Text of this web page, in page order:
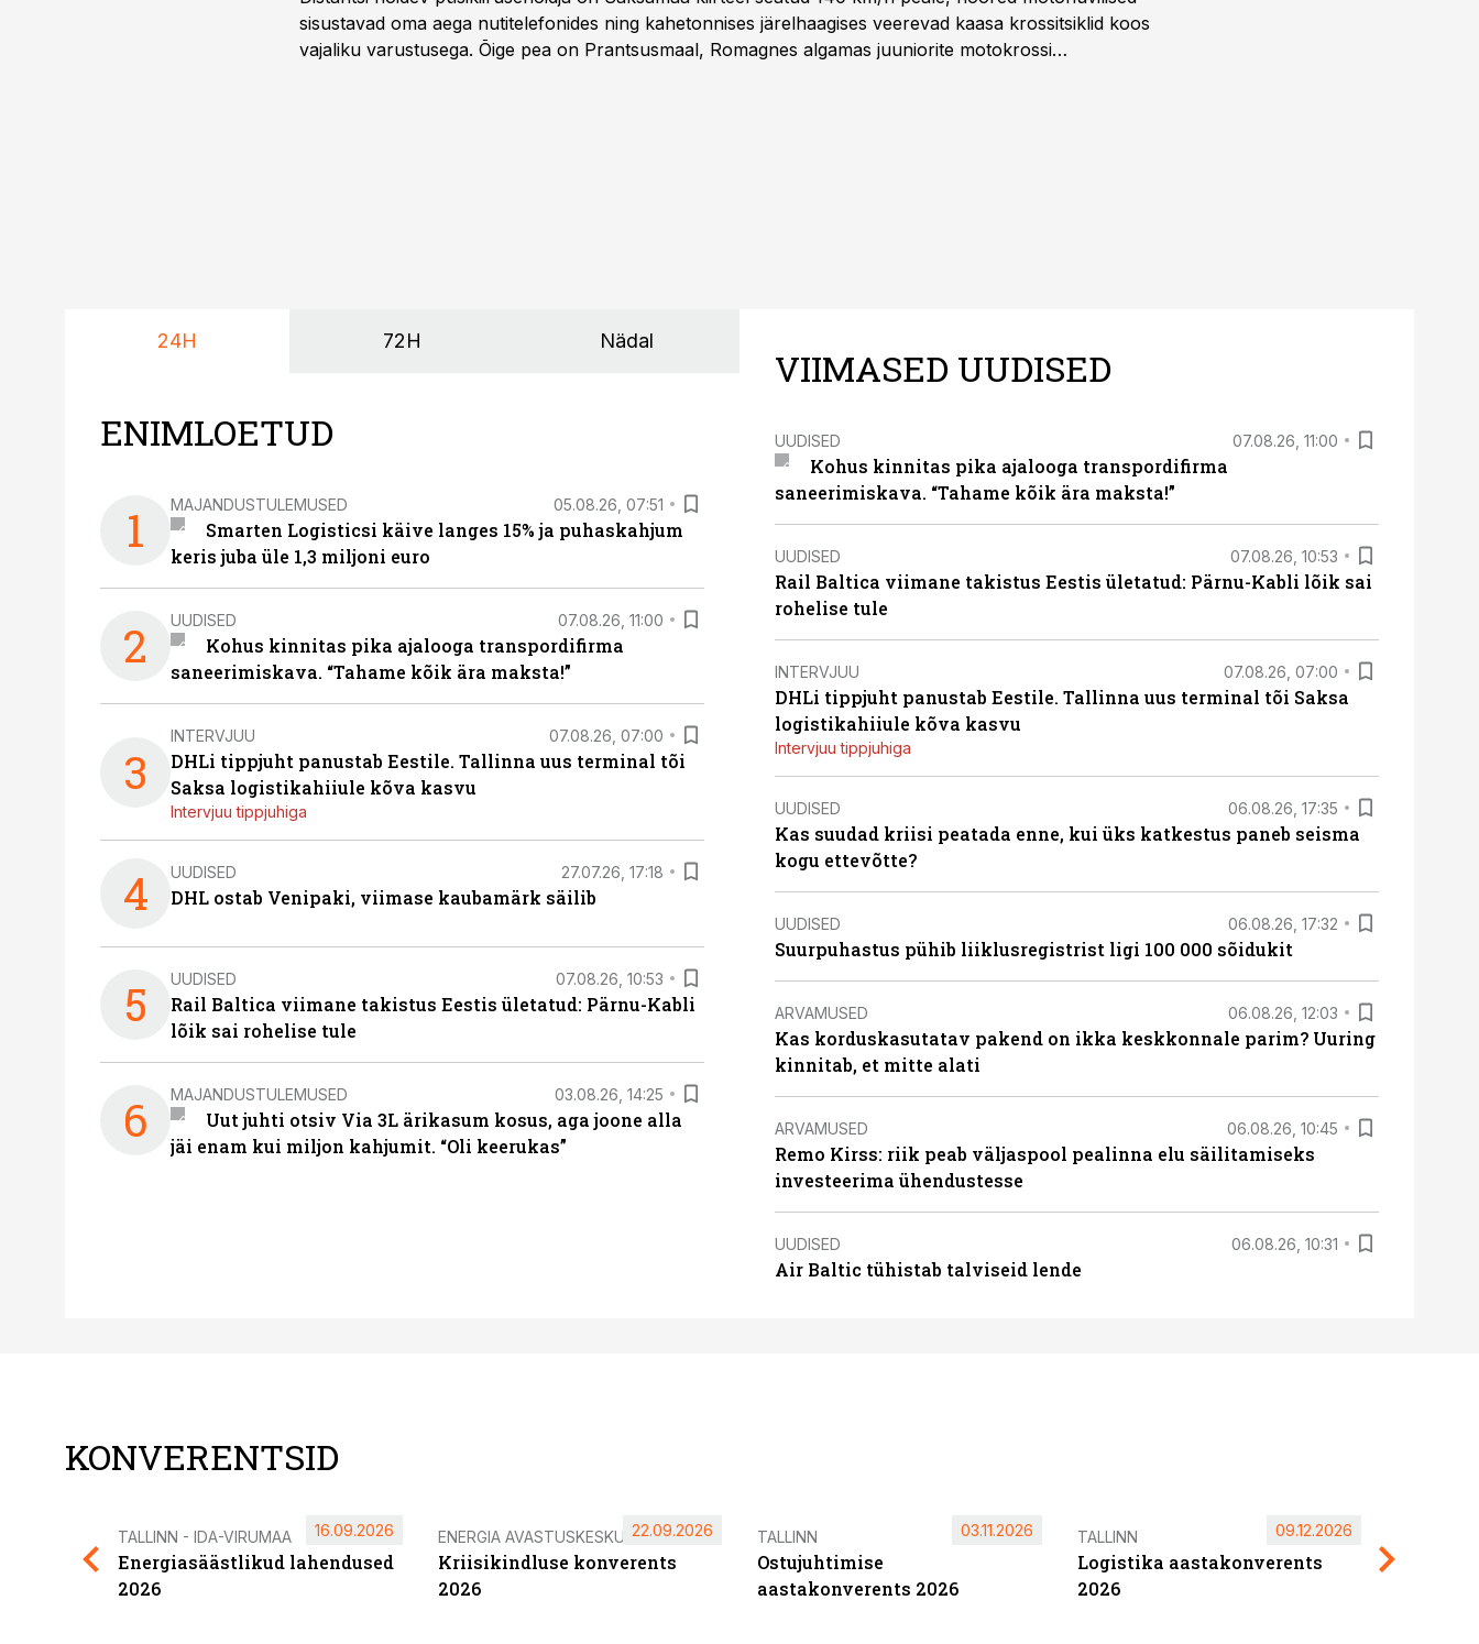
sisustavad oma aega nutitelefonides ning kahetonnises järelhaagises veerevad kaasa krossitsiklid koos
vajaliku varustusega. Õige pea on Prantsusmaal, Romagnes algamas juuniorite motokrossi
24H 72H Nädal
ENIMLOETUD
1 MAJANDUSTULEMUSED 05.08.26, 07:51
Smarten Logisticsi käive langes 15% ja puhaskahjum
keris juba üle 1,3 miljoni euro
2 UUDISED 07.08.26, 11:00
Kohus kinnitas pika ajalooga transpordifirma
saneerimiskava. “Tahame kõik ära maksta!”
3
INTERVJUU 07.08.26, 07:00
DHLi tippjuht panustab Eestile. Tallinna uus terminal tõi
Saksa logistikahiiule kõva kasvu
Intervjuu tippjuhiga
4 UUDISED 27.07.26, 17:18
DHL ostab Venipaki, viimase kaubamärk säilib
5 UUDISED 07.08.26, 10:53
Rail Baltica viimane takistus Eestis ületatud: Pärnu-Kabli
lõik sai rohelise tule
6 MAJANDUSTULEMUSED 03.08.26, 14:25
Uut juhti otsiv Via 3L ärikasum kosus, aga joone alla
jäi enam kui miljon kahjumit. “Oli keerukas”
VIIMASED UUDISED
UUDISED 07.08.26, 11:00
Kohus kinnitas pika ajalooga transpordifirma
saneerimiskava. “Tahame kõik ära maksta!”
UUDISED 07.08.26, 10:53
Rail Baltica viimane takistus Eestis ületatud: Pärnu-Kabli lõik sai
rohelise tule
INTERVJUU 07.08.26, 07:00
DHLi tippjuht panustab Eestile. Tallinna uus terminal tõi Saksa
logistikahiiule kõva kasvu
Intervjuu tippjuhiga
UUDISED 06.08.26, 17:35
Kas suudad kriisi peatada enne, kui üks katkestus paneb seisma
kogu ettevõtte?
UUDISED 06.08.26, 17:32
Suurpuhastus pühib liiklusregistrist ligi 100 000 sõidukit
ARVAMUSED 06.08.26, 12:03
Kas korduskasutatav pakend on ikka keskkonnale parim? Uuring
kinnitab, et mitte alati
ARVAMUSED 06.08.26, 10:45
Remo Kirss: riik peab väljaspool pealinna elu säilitamiseks
investeerima ühendustesse
UUDISED 06.08.26, 10:31
Air Baltic tühistab talviseid lende
KONVERENTSID
TALLINN - IDA-VIRUMAA
Energiasäästlikud lahendused
2026
16.09.2026 ENERGIA AVASTUSKESKUS
Kriisikindluse konverents
2026
22.09.2026 TALLINN
Ostujuhtimise
aastakonverents 2026
03.11.2026 TALLINN
Logistika aastakonverents
2026
09.12.2026